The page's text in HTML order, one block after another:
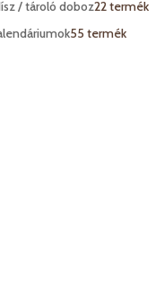
/ tároló doboz22 termék
55 termék